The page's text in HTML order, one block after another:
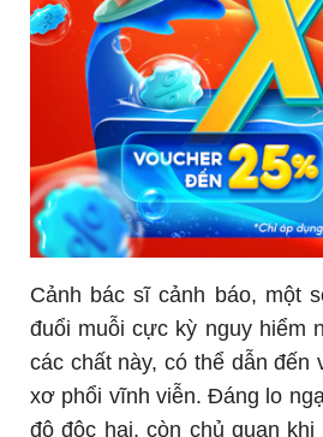
Cảnh bác sĩ cảnh báo, một
đuổi muỗi cực kỳ nguy hiểm
các chất này, có thể dẫn đến
xơ phổi vĩnh viễn. Đáng lo
độ độc hại, còn chủ quan